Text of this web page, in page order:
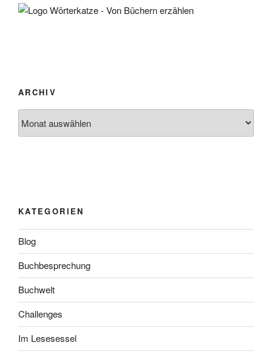
ARCHIV
KATEGORIEN
Blog
Buchbesprechung
Buchwelt
Challenges
Im Lesesessel